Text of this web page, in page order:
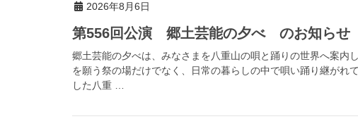
2026年8月6日
第556回公演 郷土芸能の夕べ のお知らせ
郷土芸能の夕べは、みなさまを八重山の唄と踊りの世界へ案内
を願う祭の場だけでなく、日常の暮らしの中で唄い踊り継がれ
した八重 …